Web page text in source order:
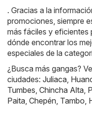
. Gracias a la
promociones, siempre
más fáciles y eficientes
dónde encontrar los
especiales de la
¿Busca más gangas?
ciudades: Juliaca
Tumbes Chincha Alta
Paita Chepén Tambo